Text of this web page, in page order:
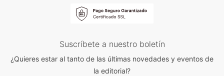
Suscríbete a nuestro boletín
¿Quieres estar al tanto de las últimas novedades y eventos de
la editorial?